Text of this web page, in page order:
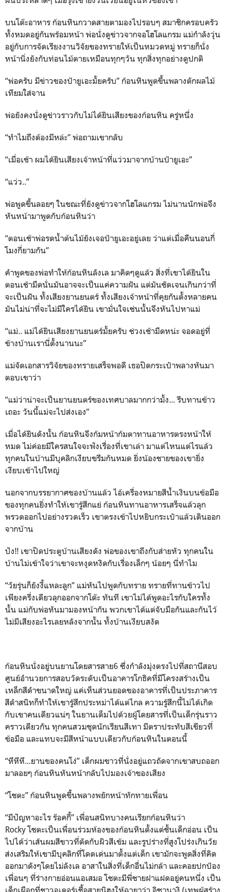
บนโต๊ะอาหาร ก้อนหินกวาดสายตามองไปรอบๆ สมาชิกครอบครัว
ทั้งหมดอยู่กันพร้อมหน้า พ่อนั่งดูข่าวจากจอโฮโลแกรม แม่กำลังวุ่น
อยู่กับการจัดเรียงงานวิจัยของทรายให้เป็นหมวดหมู่ ทรายก็นั่ง
หน้านิ่งยังกับท่อนไม้ตายเหมือนทุกๆวัน ทุกสิ่งทุกอย่างดูปกติ
“พ่อครับ มีข่าวของป้ายูเอะมั้ยครับ” ก้อนหินพูดขึ้นพลางตักผลไม้
เทียมใส่จาน
พ่อยังคงนั่งดูข่าวราวกับไม่ได้ยินเสียงของก้อนหิน ครู่หนึ่ง
“ทำไมถึงต้องมีหล่ะ” พ่อถามเขากลับ
“เมื่อเช้า ผมได้ยินเสียงเจ้าหน้าที่แว่วมาจากบ้านป้ายูเอะ”
“แว่ว..”
พ่อพูดขึ้นลอยๆ ในขณะที่ยังดูข่าวจากโฮโลแกรม ไม่นานนักพ่อจึง
หันหน้ามาพูดกับก้อนหินว่า
“ตอนเช้าพ่อรดน้ำต้นไม้ยังเจอป้ายูเอะอยู่เลย ว่าแต่เมื่อคืนนอนกี่
โมงกี่ยามกัน”
คำพูดของพ่อทำให้ก้อนหินลังเล มาคิดๆดูแล้ว สิ่งที่เขาได้ยินใน
ตอนเช้ามืดนั่นมันอาจจะเป็นแค่ความฝัน แต่มันชัดเจนเกินกว่าที่
จะเป็นฝัน ทั้งเสียงยานยนตร์ ทั้งเสียงเจ้าหน้าที่คุยกันตั้งหลายคน
มันไม่น่าที่จะไม่มีใครได้ยิน เขามั่นใจเช่นนั้นจึงหันไปหาแม่
“แม่.. แม่ได้ยินเสียงยานยนตร์มั้ยครับ ช่วงเช้ามืดหน่ะ จอดอยู่ที่
ข้างบ้านเรานี่ตั้งนานนะ”
แม่จัดเอกสารวิจัยของทรายเสร็จพอดี เธอปิดกระเป๋าพลางหันมา
ตอบเขาว่า
“แม่ว่าน่าจะเป็นยานยนตร์ของเทศบาลมากกว่ามั้ง... รีบทานข้าว
เถอะ วันนี้แม่จะไปส่งเอง”
เมื่อได้ยินดังนั้น ก้อนหินจึงก้มหน้าก้มตาทานอาหารตรงหน้าให้
หมด ไม่ค่อยมีใครสนใจจะฟังเรื่องที่เขาเล่า มาแต่ไหนแต่ไรแล้ว
ทุกคนในบ้านมีบุคลิกเงียบขรึมกันหมด ยิ่งน้องชายของเขายิ่ง
เงียบเข้าไปใหญ่
นอกจากบรรยากาศของบ้านแล้ว ไอ้เครื่องหมายสีน้ำเงินบนข้อมือ
ของทุกคนยิ่งทำให้เขารู้สึกแย่ ก้อนหินทานอาหารเสร็จแล้วลุก
พรวดออกไปอย่างรวดเร็ว เขาตรงเข้าไปหยิบกระเป๋าแล้วเดินออก
จากบ้าน
ปัง!! เขาปิดประตูบ้านเสียงดัง พ่อของเขาถึงกับส่ายหัว ทุกคนใน
บ้านไม่เข้าใจว่าเขาจะหงุดหงิดกับเรื่องเล็กๆ น้อยๆ นี่ทำไม
“วัยรุ่นก็ยังงี้แหละลูก” แม่หันไปพูดกับทราย ทรายที่ทานข้าวไป
เพียงครึ่งเดียวลุกออกจากโต๊ะ ทันที เขาไม่ได้พูดอะไรกับใครทั้ง
นั้น แม่กับพ่อหันมามองหน้ากัน พวกเขาได้แต่จับมือกันและกันไว้
ไม่มีเสียงอะไรเลยหลังจากนั้น ทั้งบ้านเงียบสงัด
ก้อนหินนั่งอยู่บนยานโดยสารสาย6 ซึ่งกำลังมุ่งตรงไปที่สถานีสอบ
ศูนย์อำนวยการสอบวัดระดับเป็นอาคารโกธิคที่มีโครงสร้างเป็น
เหล็กสีดำขนาดใหญ่ แค่เห็นส่วนยอดของอาคารที่เป็นประภาคาร
สีดำสนิทก็ทำให้เขารู้สึกประหม่าได้แต่ไกล ความรู้สึกนี้ไม่ได้เกิด
กับเขาคนเดียวแน่ๆ ในยานเต็มไปด้วยผู้โดยสารที่เป็นเด็กรุ่นราว
คราวเดียวกัน ทุกคนสวมชุดนักเรียนสีเทา มีตราประทับสีเขียวที่
ข้อมือ และแทบจะมีสีหน้าแบบเดียวกับก้อนหินในตอนนี้
“หึหึหึ...ยานของคนโง่” เด็กผมขาวที่นั่งอยู่แถวถัดจากเขาสบถออก
มาลอยๆ ก้อนหินหันหน้ากลับไปมองเจ้าของเสียง
“โชตะ” ก้อนหินพูดขึ้นพลางพยักหน้าทักทายเพื่อน
“มีปัญหาอะไร ร๊อคกี้” เพื่อนสนิทบางคนเรียกก้อนหินว่า
Rocky โชตะเป็นเพื่อนร่วมห้องของก้อนหินตั้งแต่ชั้นเด็กอ่อน เป็น
ไปได้ว่าเส้นผมสีขาวที่ตัดกับผิวสีเข้ม และรูปร่างที่สูงโปร่งเกินวัย
ส่งเสริมให้เขามีบุคลิกที่โดดเด่นมาตั้งแต่เด็ก เขามักจะพูดสิ่งที่คิด
ออกมาดังๆโดยไม่ลังเล อาสาในสิ่งที่เด็กอื่นไม่กล้า และคอยปกป้อง
เพื่อนๆ ที่ร่างกายอ่อนแอเสมอ โชตะมีพี่ชายฝาแฝดอยู่คนหนึ่ง เป็น
เด็กเผือกที่ชาวอูเดอร์เชื้อสายนิฮงให้ฉายาว่า อิซานางิ (เทพผู้สร้าง